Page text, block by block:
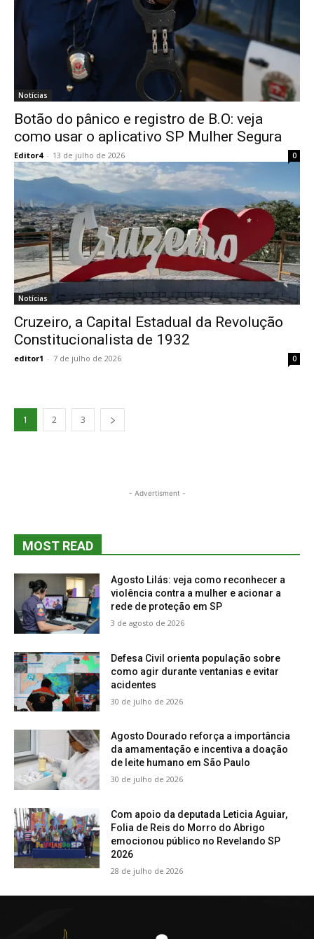
Notícias
Botão do pânico e registro de B.O: veja
como usar o aplicativo SP Mulher Segura
Editor4 - 13 de julho de 2026 0
Notícias
Cruzeiro, a Capital Estadual da Revolução
Constitucionalista de 1932
editor1 - 7 de julho de 2026 0
1 2 3
- Advertisment -
MOST READ
Agosto Lilás: veja como reconhecer a
violência contra a mulher e acionar a
rede de proteção em SP
3 de agosto de 2026
Defesa Civil orienta população sobre
como agir durante ventanias e evitar
acidentes
30 de julho de 2026
Agosto Dourado reforça a importância
da amamentação e incentiva a doação
de leite humano em São Paulo
30 de julho de 2026
Com apoio da deputada Leticia Aguiar,
Folia de Reis do Morro do Abrigo
emocionou público no Revelando SP
2026
28 de julho de 2026